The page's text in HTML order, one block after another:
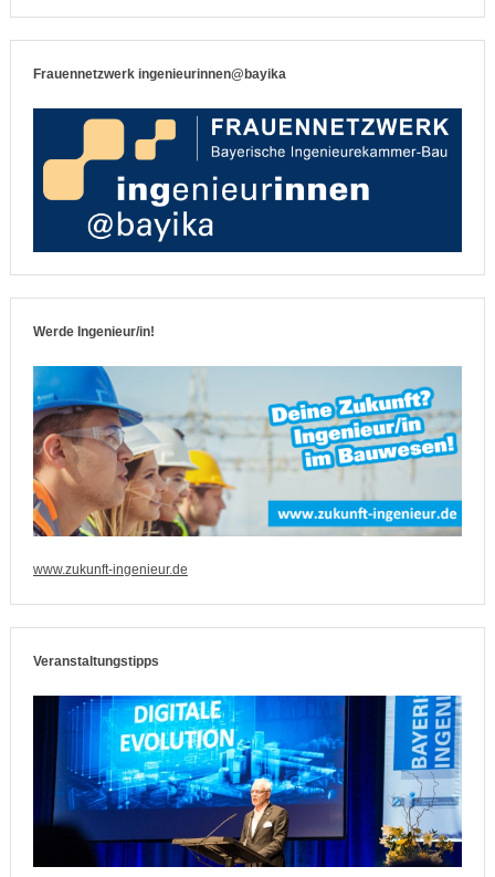
Frauennetzwerk ingenieurinnen@bayika
Werde Ingenieur/in!
www.zukunft-ingenieur.de
Veranstaltungstipps